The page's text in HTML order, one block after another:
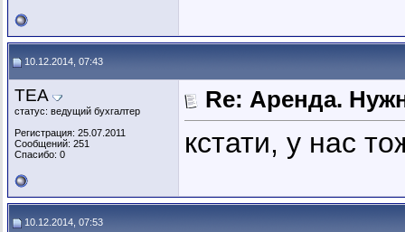
10.12.2014, 07:43
ТЕА
статус: ведущий бухгалтер
Регистрация: 25.07.2011
Сообщений: 251
Спасибо: 0
Re: Аренда.
кстати, у нас
10.12.2014, 07:53